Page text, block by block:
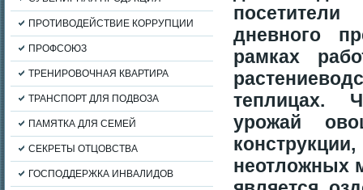
ПРОТИВОДЕЙСТВИЕ КОРРУПЦИИ
ПРОФСОЮЗ
ТРЕНИРОВОЧНАЯ КВАРТИРА
ТРАНСПОРТ ДЛЯ ПОДВОЗА
ПАМЯТКА ДЛЯ СЕМЕЙ
СЕКРЕТЫ ОТЦОВСТВА
ГОСПОДДЕРЖКА ИНВАЛИДОВ
дневного
рамках
теплицах.
урожай
неотложных